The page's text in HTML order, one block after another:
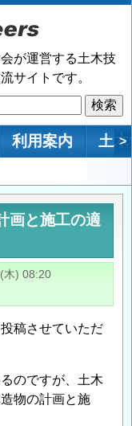
が運営する土木技
サイトです。
利用案内 土 >
画と施工の適
木) 08:20
稿させていただ
のですが、土木
物の計画と施